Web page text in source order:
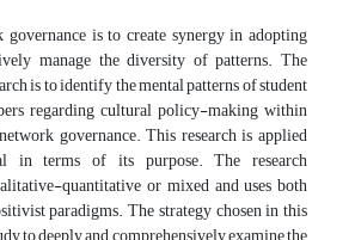
is to create synergy in adopting
manage the diversity of patterns. The
is to identify the mental patterns of student
regarding cultural policy-making within
governance. This research is applied
in terms of its purpose. The research
quantitative or mixed and uses both
paradigms. The strategy chosen in this